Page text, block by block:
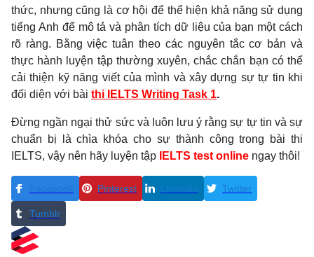
thức, nhưng cũng là cơ hội để thể hiện khả năng sử dụng
tiếng Anh để mô tả và phân tích dữ liệu của bạn một cách
rõ ràng. Bằng việc tuân theo các nguyên tắc cơ bản và
thực hành luyện tập thường xuyên, chắc chắn bạn có thể
cải thiện kỹ năng viết của mình và xây dựng sự tự tin khi
đối diện với bài thi IELTS Writing Task 1.
Đừng ngần ngại thử sức và luôn lưu ý rằng sự tự tin và sự
chuẩn bị là chìa khóa cho sự thành công trong bài thi
IELTS, vậy nên hãy luyện tập
IELTS test online ngay thôi!
Pinterest LinkedIn Twitter
Tumblr